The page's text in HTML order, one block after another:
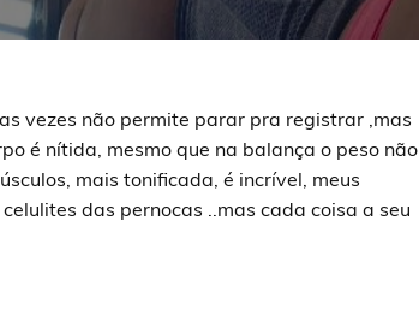
vezes não permite parar pra registrar ,mas
é nítida, mesmo que na balança o peso não
mais tonificada, é incrível, meus
das pernocas ..mas cada coisa a seu